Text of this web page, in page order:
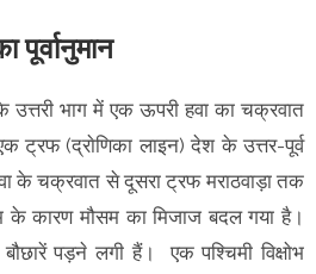
पूर्वानुमान
उत्तरी भाग में एक ऊपरी हवा का चक्रवात
(द्राेणिका लाइन) देश के उत्तर-पूर्व
के चक्रवात से दूसरा ट्रफ मराठवाड़ा तक
कारण मौसम का मिजाज बदल गया है।
पड़ने लगी हैं। एक पश्चिमी विक्षाेभ